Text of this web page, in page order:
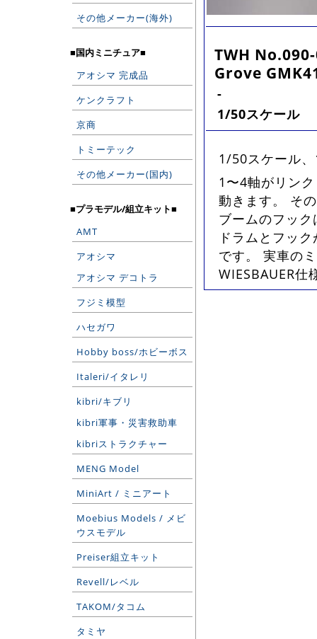
その他メーカー(海外)
■国内ミニチュア■
アオシマ 完成品
ケンクラフト
京商
トミーテック
その他メーカー(国内)
■プラモデル/組立キット■
AMT
アオシマ
アオシマ デコトラ
フジミ模型
ハセガワ
Hobby boss/ホビーボス
Italeri/イタレリ
kibri/キブリ
kibri軍事・災害救助車
kibriストラクチャー
MENG Model
MiniArt / ミニアート
Moebius Models / メビ
ウスモデル
Preiser組立キット
Revell/レベル
TAKOM/タコム
タミヤ
TWH
Grove
-
1/50スケール
1/50スケール
1〜4軸がリン
動きます。 そ
ブームのフッ
ドラムとフッ
です。 実車の
WIESBAUER仕